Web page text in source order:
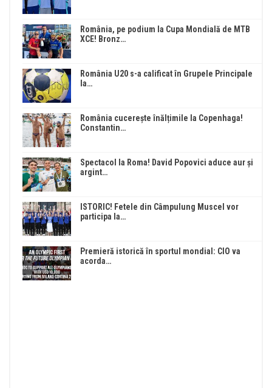
România, pe podium la Cupa Mondială de MTB
XCE! Bronz…
România U20 s-a calificat în Grupele Principale
la…
România cucerește înălțimile la Copenhaga!
Constantin…
Spectacol la Roma! David Popovici aduce aur și
argint…
ISTORIC! Fetele din Câmpulung Muscel vor
participa la…
Premieră istorică în sportul mondial: CIO va
acorda…